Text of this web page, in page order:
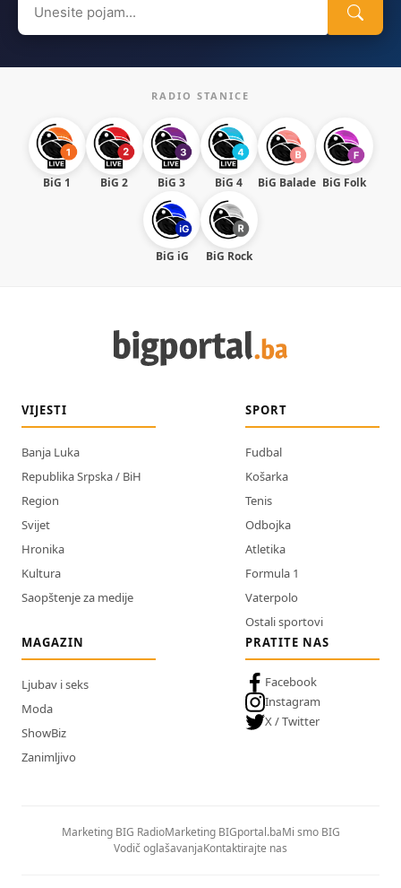
for:
RADIO STANICE
BiG 1 BiG 2 BiG 3 BiG 4 BiG Balade BiG Folk
BiG iG BiG Rock
VIJESTI
Banja Luka
Republika Srpska / BiH
Region
Svijet
Hronika
Kultura
Saopštenje za medije
SPORT
Fudbal
Košarka
Tenis
Odbojka
Atletika
Formula 1
Vaterpolo
Ostali sportovi
MAGAZIN
Ljubav i seks
Moda
ShowBiz
Zanimljivo
PRATITE NAS
Facebook
Instagram
X / Twitter
Marketing BIG RadioMarketing BIGportal.baMi smo BIG
Vodič oglašavanjaKontaktirajte nas